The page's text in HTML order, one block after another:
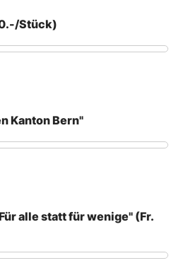
Stück)
Kanton Bern"
alle statt für wenige" (Fr.